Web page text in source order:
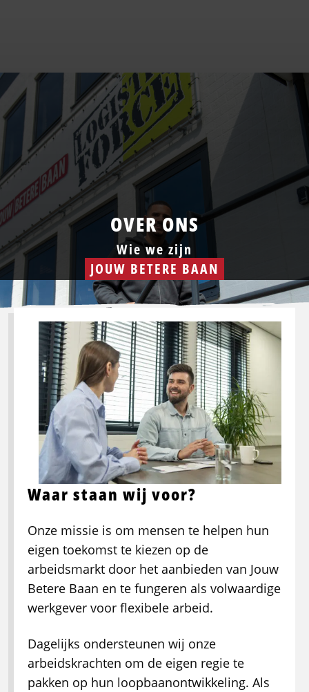
OVER ONS
Wie we zijn
JOUW BETERE BAAN
Waar staan wij voor?
Onze missie is om mensen te helpen hun
eigen toekomst te kiezen op de
arbeidsmarkt door het aanbieden van Jouw
Betere Baan en te fungeren als volwaardige
werkgever voor flexibele arbeid.
Dagelijks ondersteunen wij onze
arbeidskrachten om de eigen regie te
pakken op hun loopbaanontwikkeling. Als